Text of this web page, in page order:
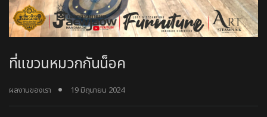
ที่แขวนหมวกกันน็อค
ผลงานของเรา 19 มิถุนายน 2024